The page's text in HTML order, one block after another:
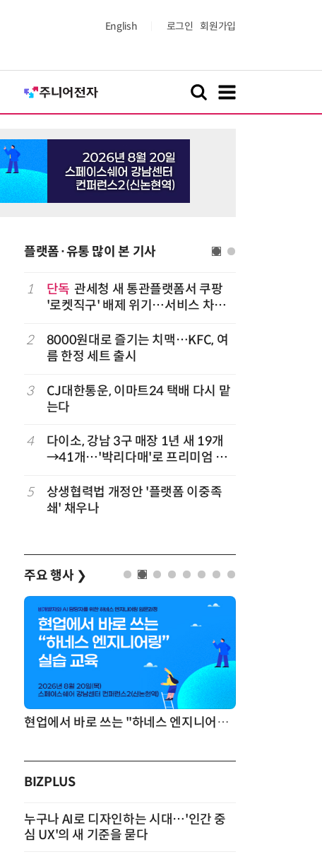
English 로그인 회원가입
플랫폼·유통 많이 본 기사
1 단독 관세청 새 통관플랫폼서 쿠팡
'로켓직구' 배제 위기…서비스 차질
2
8000원대로 즐기는 치맥…KFC, 여
름 한정 세트 출시
3
CJ대한통운, 이마트24 택배 다시 맡
는다
4
다이소, 강남 3구 매장 1년 새 19개
→41개…'박리다매'로 프리미엄 상
5
상생협력법 개정안 '플랫폼 이중족
쇄' 채우나
주요 행사 ❯
현업에서 바로 쓰는 "하네스 엔지니어링" 실습 교육
BIZPLUS
누구나 AI로 디자인하는 시대…'인간 중
심 UX'의 새 기준을 묻다